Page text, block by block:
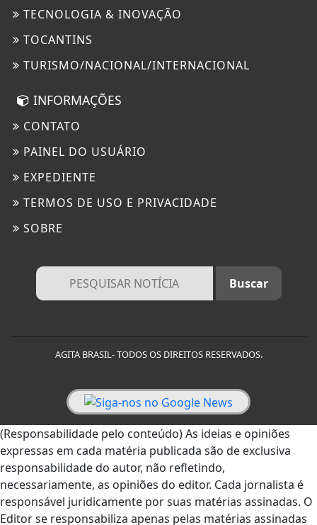
TECNOLOGIA & INOVAÇÃO
TOCANTINS
TURISMO/NACIONAL/INTERNACIONAL
INFORMAÇÕES
CONTATO
PAINEL DO USUÁRIO
EXPEDIENTE
TERMOS DE USO E PRIVACIDADE
SOBRE
AGITA BRASIL- TODOS OS DIREITOS RESERVADOS.
Termos de Uso e Privacidade
(Responsabilidade pelo conteúdo) As ideias e opiniões
expressas em cada matéria publicada são de exclusiva
responsabilidade do autor, não refletindo,
necessariamente, as opiniões do editor. Cada jornalista é
responsável juridicamente por suas matérias assinadas. O
Editor se responsabiliza apenas pelas matérias assinadas